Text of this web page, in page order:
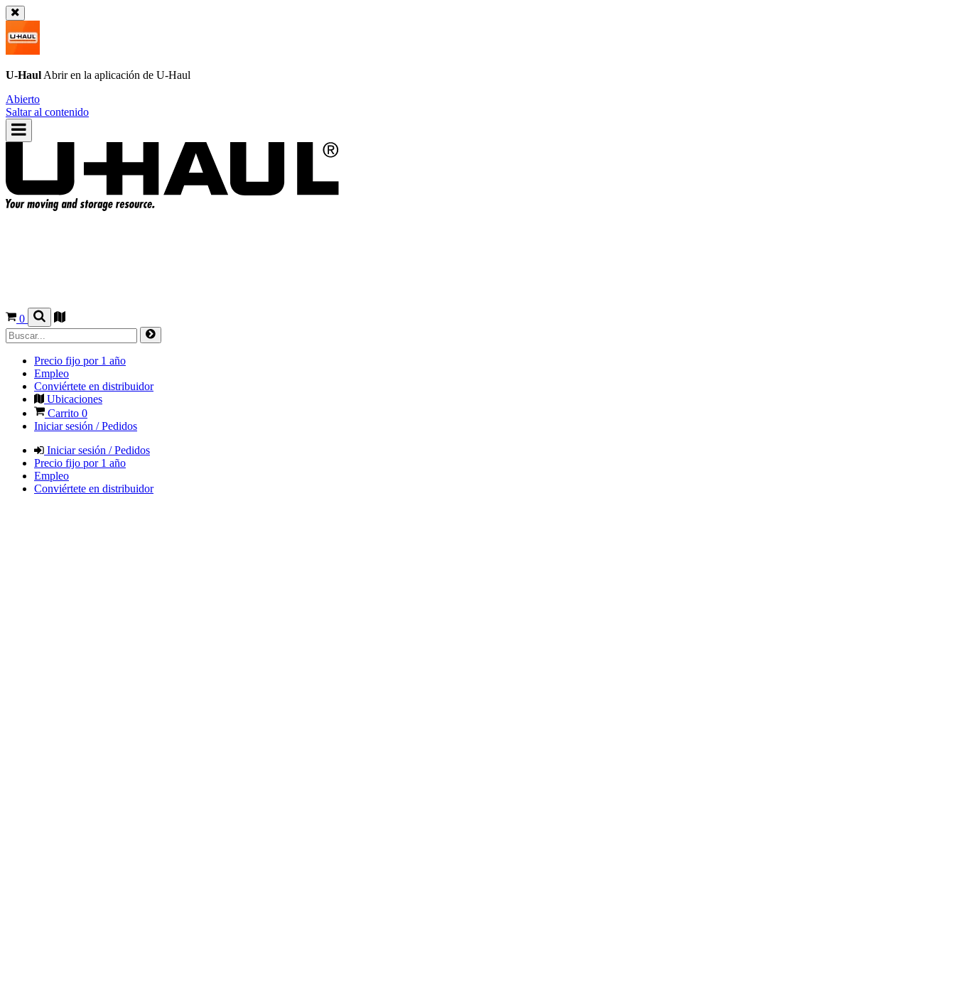
U-Haul Abrir en la aplicación de U-Haul
Abierto
Saltar al contenido
0
Precio fijo por 1 año
Empleo
Conviértete en distribuidor
Ubicaciones
Carrito 0
Iniciar sesión / Pedidos
Iniciar sesión / Pedidos
Precio fijo por 1 año
Empleo
Conviértete en distribuidor